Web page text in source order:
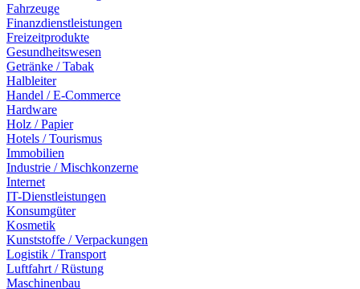
Fahrzeuge
Finanzdienstleistungen
Freizeitprodukte
Gesundheitswesen
Getränke / Tabak
Halbleiter
Handel / E-Commerce
Hardware
Holz / Papier
Hotels / Tourismus
Immobilien
Industrie / Mischkonzerne
Internet
IT-Dienstleistungen
Konsumgüter
Kosmetik
Kunststoffe / Verpackungen
Logistik / Transport
Luftfahrt / Rüstung
Maschinenbau